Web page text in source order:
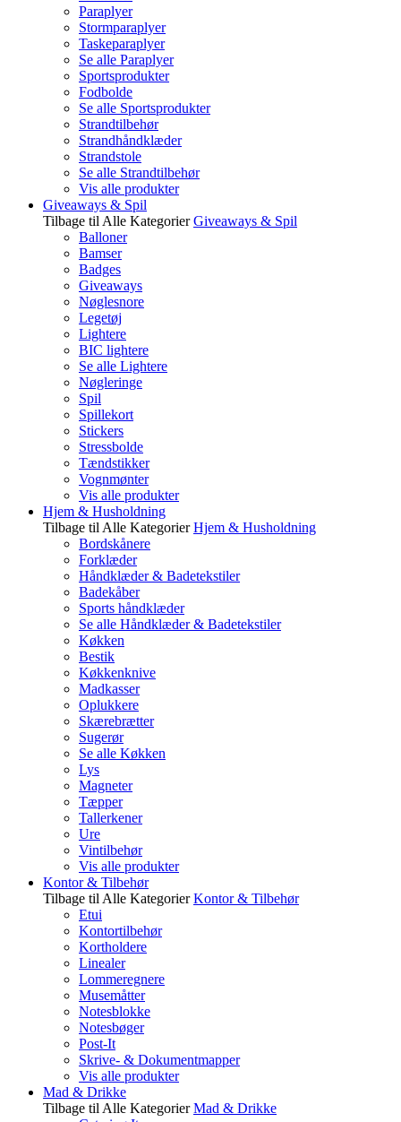
Paraplyer
Stormparaplyer
Taskeparaplyer
Se alle Paraplyer
Sportsprodukter
Fodbolde
Se alle Sportsprodukter
Strandtilbehør
Strandhåndklæder
Strandstole
Se alle Strandtilbehør
Vis alle produkter
Giveaways & Spil
Tilbage til Alle Kategorier Giveaways & Spil
Balloner
Bamser
Badges
Giveaways
Nøglesnore
Legetøj
Lightere
BIC lightere
Se alle Lightere
Nøgleringe
Spil
Spillekort
Stickers
Stressbolde
Tændstikker
Vognmønter
Vis alle produkter
Hjem & Husholdning
Tilbage til Alle Kategorier Hjem & Husholdning
Bordskånere
Forklæder
Håndklæder & Badetekstiler
Badekåber
Sports håndklæder
Se alle Håndklæder & Badetekstiler
Køkken
Bestik
Køkkenknive
Madkasser
Oplukkere
Skærebrætter
Sugerør
Se alle Køkken
Lys
Magneter
Tæpper
Tallerkener
Ure
Vintilbehør
Vis alle produkter
Kontor & Tilbehør
Tilbage til Alle Kategorier Kontor & Tilbehør
Etui
Kontortilbehør
Kortholdere
Linealer
Lommeregnere
Musemåtter
Notesblokke
Notesbøger
Post-It
Skrive- & Dokumentmapper
Vis alle produkter
Mad & Drikke
Tilbage til Alle Kategorier Mad & Drikke